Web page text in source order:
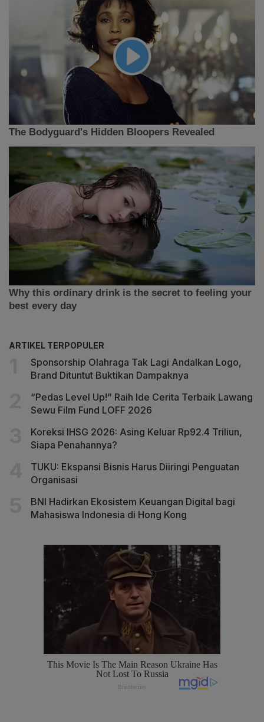
ARTIKEL TERPOPULER
Sponsorship Olahraga Tak Lagi Andalkan Logo,
Brand Dituntut Buktikan Dampaknya
“Pedas Level Up!” Raih Ide Cerita Terbaik Lawang
Sewu Film Fund LOFF 2026
Koreksi IHSG 2026: Asing Keluar Rp92.4 Triliun,
Siapa Penahannya?
TUKU: Ekspansi Bisnis Harus Diiringi Penguatan
Organisasi
BNI Hadirkan Ekosistem Keuangan Digital bagi
Mahasiswa Indonesia di Hong Kong